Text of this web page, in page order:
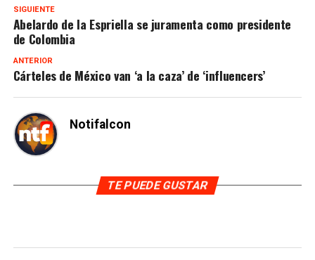
SIGUIENTE
Abelardo de la Espriella se juramenta como presidente
de Colombia
ANTERIOR
Cárteles de México van ‘a la caza’ de ‘influencers’
Notifalcon
TE PUEDE GUSTAR